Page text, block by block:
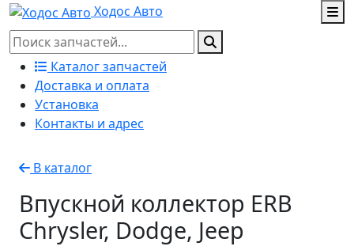
Ходос Авто
Каталог запчастей
Доставка и оплата
Установка
Контакты и адрес
В каталог
Впускной коллектор ERB
Chrysler, Dodge, Jeep